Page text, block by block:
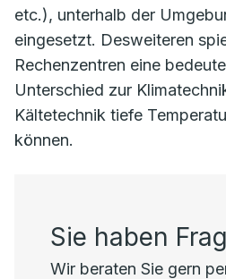
etc.), unterhalb der
eingesetzt. Desweiteren
Rechenzentren eine
Unterschied zur
Kältetechnik tiefe
können.
Sie haben
Wir beraten Sie gern